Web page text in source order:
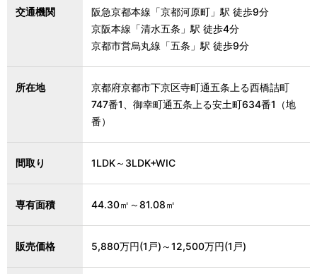
交通機関
阪急京都本線「京都河原町」駅 徒歩9分
京阪本線「清水五条」駅 徒歩4分
京都市営烏丸線「五条」駅 徒歩9分
所在地
京都府京都市下京区寺町通五条上る西橋詰町
747番1、御幸町通五条上る安土町634番1（地
番）
間取り 1LDK～3LDK+WIC
専有面積 44.30㎡～81.08㎡
販売価格 5,880万円(1戸)～12,500万円(1戸)